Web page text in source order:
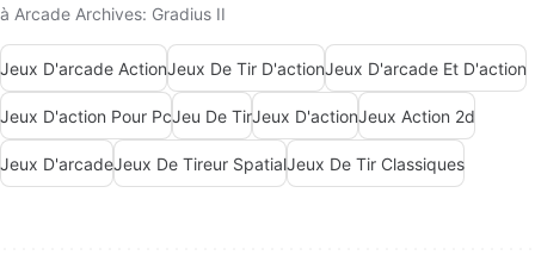
à Arcade Archives: Gradius II
Jeux D'arcade ActionJeux De Tir D'actionJeux D'arcade Et D'action
Jeux D'action Pour PcJeu De TirJeux D'actionJeux Action 2d
Jeux D'arcadeJeux De Tireur SpatialJeux De Tir Classiques